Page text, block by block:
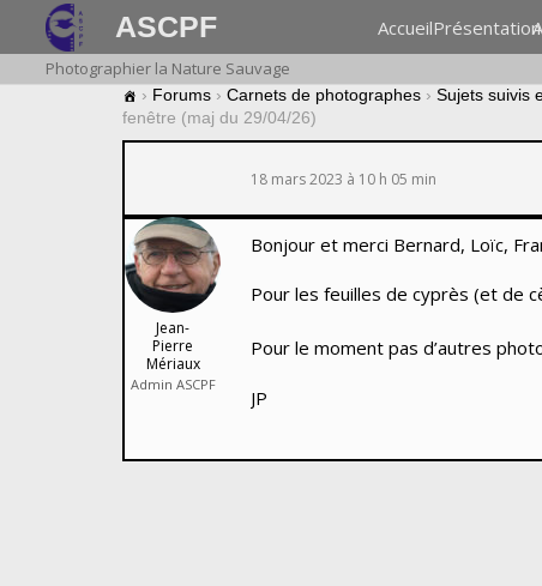
ASCPF AccueilPrésentation
Photographier la Nature Sauvage
› Forums › Carnets de photographes › Sujets suivis
fenêtre (maj du 29/04/26)
18 mars 2023 à 10 h 05 min
Jean-
Pierre
Mériaux
Admin ASCPF
Bonjour et merci Bernard, Loïc,
Pour les feuilles de cyprès (et de
Pour le moment pas d’autres
JP